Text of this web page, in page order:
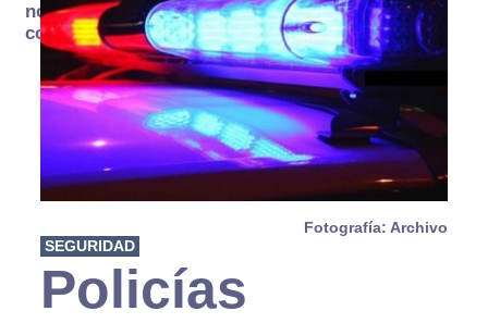
no se
consume
Fotografía: Archivo
SEGURIDAD
Policías